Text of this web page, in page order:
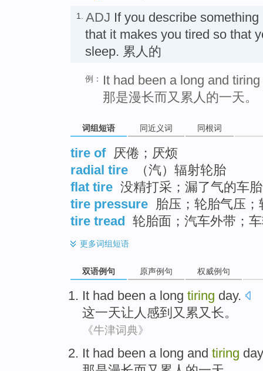
1. ADJ If you describe
that it makes you tired so that
sleep. 累人的
例：
It had been a long and tiring
那是漫长而又累人的一天。
词组短语 同近义词 同根词
tire of 厌倦；厌烦
radial tire
（汽）辐射轮胎
flat tire 没精打采；漏了气的车胎
tire pressure 胎压；轮胎气压；
tire tread 轮胎面；汽车外带；
更多词组短语
双语例句 原声例句 权威例句
It had been a long tiring day.
这一天让人感到又累 又长。
《牛津词典》
It had been a long and tiring day